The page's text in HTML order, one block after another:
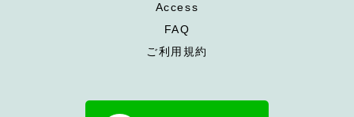
Access
FAQ
ご利用規約